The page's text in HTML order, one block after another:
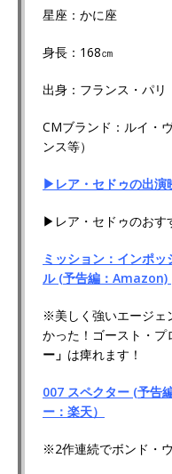
星座：かに座
身長：168㎝
出身：フランス・パリ
CMブランド：ルイ・
ンス等）
▶レア・セドゥの出演
▶レア・セドゥのおす
ミッション：インポ
ル (予告編：Amazon)
※美しく強いエージェ
かった！ゴースト・プ
ー」 は痺れます！
007 スペクター (予告
ー：楽天）
※2作連続でボンド・